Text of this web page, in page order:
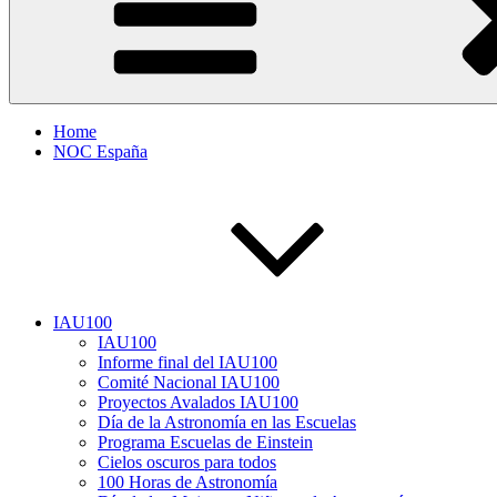
Home
NOC España
IAU100
IAU100
Informe final del IAU100
Comité Nacional IAU100
Proyectos Avalados IAU100
Día de la Astronomía en las Escuelas
Programa Escuelas de Einstein
Cielos oscuros para todos
100 Horas de Astronomía